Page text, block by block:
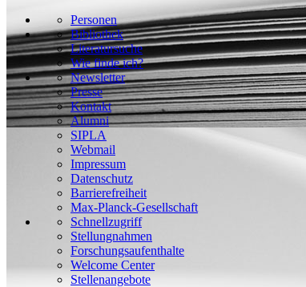
Personen
Bibliothek
Literatursuche
Wie finde ich?
Newsletter
Presse
Kontakt
Alumni
SIPLA
Webmail
Impressum
Datenschutz
Barrierefreiheit
Max-Planck-Gesellschaft
Schnellzugriff
Stellungnahmen
Forschungsaufenthalte
Welcome Center
Stellenangebote